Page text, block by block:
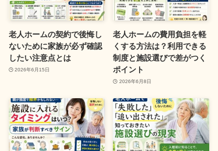
老人ホームの契約で後悔し
ないために家族が必ず確認
したい注意点とは
2026年6月15日
老人ホームの費用負担を軽
くする方法は？利用できる
制度と施設選びで差がつく
ポイント
2026年6月8日